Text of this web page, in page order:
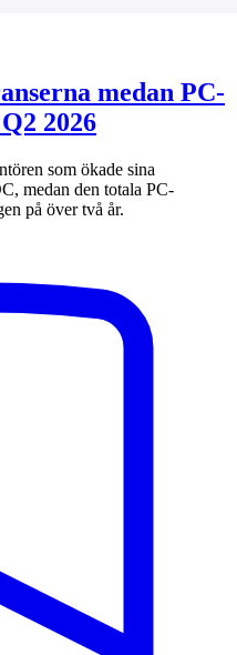
medan PC-
2026
som ökade sina
medan den totala PC-
på över två år.